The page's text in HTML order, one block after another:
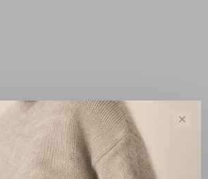
Showing 1 - 0 of 0
✕